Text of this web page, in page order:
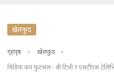
खेलकुद
गृहपृष्ठ
खेलकुद
मिडिया कप फुटसल - बी टिभी र एसटीएस